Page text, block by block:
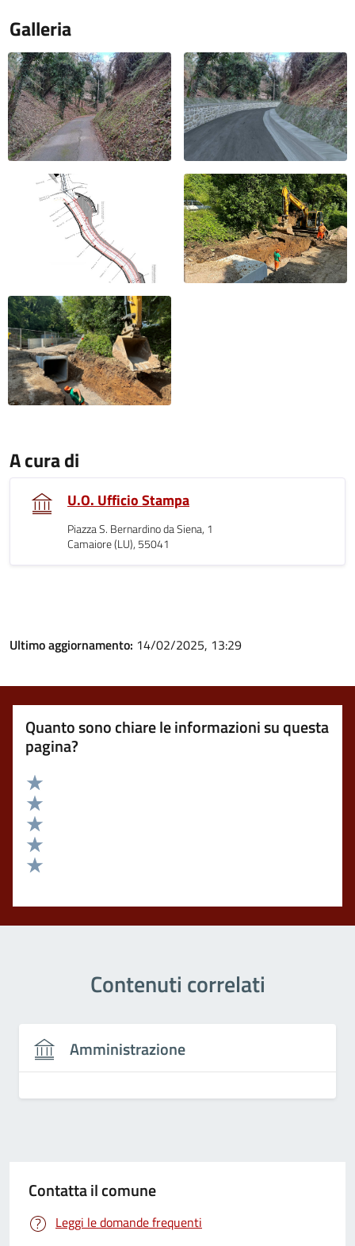
Galleria
A cura di
U.O. Ufficio Stampa
Piazza S. Bernardino da Siena, 1
Camaiore (LU), 55041
Ultimo aggiornamento: 14/02/2025, 13:29
Quanto sono chiare le informazioni su questa
pagina?
Valuta 5 stelle su 5
Valuta 4 stelle su 5
Valuta 3 stelle su 5
Valuta 2 stelle su 5
Contenuti correlati
Amministrazione
Contatta il comune
Leggi le domande frequenti